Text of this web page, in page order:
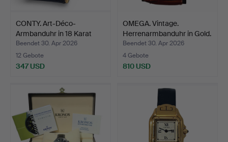
CONTY. Art-Déco-
Armbanduhr in 18 Karat
Gel…
Beendet 30. Apr 2026
12 Gebote
347 USD
OMEGA. Vintage.
Herrenarmbanduhr in Gold.
…
Beendet 30. Apr 2026
4 Gebote
810 USD